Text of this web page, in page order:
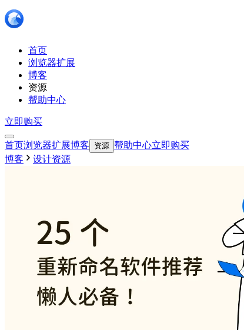
首页
浏览器扩展
博客
资源
帮助中心
立即购买
首页浏览器扩展博客 资源 帮助中心立即购买
博客
设计资源